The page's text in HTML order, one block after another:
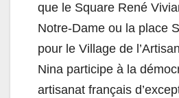
que le Square René
Notre-Dame ou la place
pour le Village de
Nina participe à la
artisanat français